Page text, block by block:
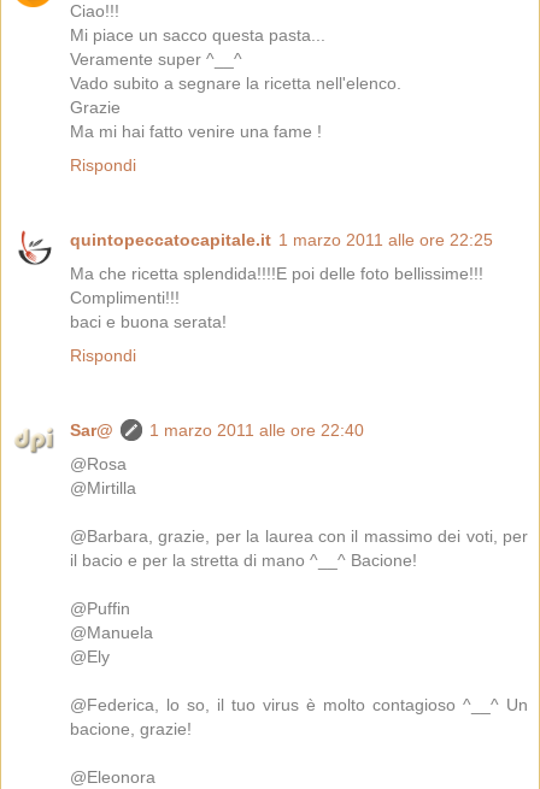
Ciao!!!
Mi piace un sacco questa pasta...
Veramente super ^__^
Vado subito a segnare la ricetta nell'elenco.
Grazie
Ma mi hai fatto venire una fame !
Rispondi
quintopeccatocapitale.it 1 marzo 2011 alle ore 22:25
Ma che ricetta splendida!!!!E poi delle foto bellissime!!!
Complimenti!!!
baci e buona serata!
Rispondi
Sar@
1 marzo 2011 alle ore 22:40
@Rosa
@Mirtilla
@Barbara, grazie, per la laurea con il massimo dei voti, per
il bacio e per la stretta di mano ^__^ Bacione!
@Puffin
@Manuela
@Ely
@Federica, lo so, il tuo virus è molto contagioso ^__^ Un
bacione, grazie!
@Eleonora